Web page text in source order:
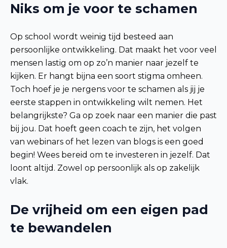
Niks om je voor te schamen
Op school wordt weinig tijd besteed aan
persoonlijke ontwikkeling. Dat maakt het voor veel
mensen lastig om op zo’n manier naar jezelf te
kijken. Er hangt bijna een soort stigma omheen.
Toch hoef je je nergens voor te schamen als jij je
eerste stappen in ontwikkeling wilt nemen. Het
belangrijkste? Ga op zoek naar een manier die past
bij jou. Dat hoeft geen coach te zijn, het volgen
van webinars of het lezen van blogs is een goed
begin! Wees bereid om te investeren in jezelf. Dat
loont altijd. Zowel op persoonlijk als op zakelijk
vlak.
De vrijheid om een eigen pad
te bewandelen